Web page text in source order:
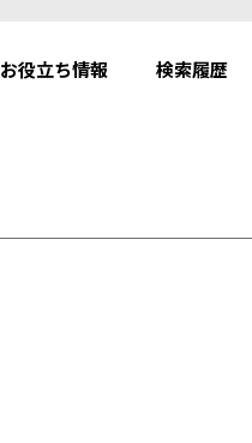
お役立ち情報 検索履歴